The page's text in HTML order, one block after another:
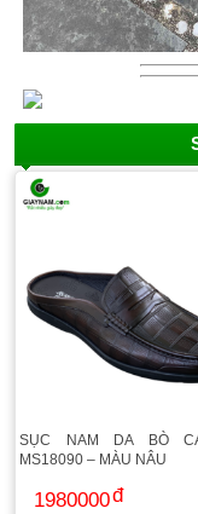
SỤC NAM DA BÒ
MS18090 – MÀU NÂU
1980000